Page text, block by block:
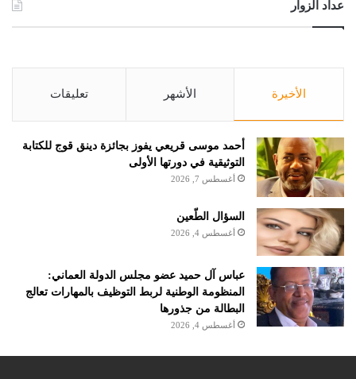
عداد الزوار
الأخيرة الأشهر تعليقات
أحمد موسى قريعي يفوز بجائزة دينق قوج للكتابة
التوثيقية في دورتها الأولى
أغسطس 7, 2026
السؤال الطّعين
أغسطس 4, 2026
عباس آل حميد عضو مجلس الدولة العماني:
المنظومة الوطنية لربط التوظيف بالمهارات تعالج
البطالة من جذورها
أغسطس 4, 2026